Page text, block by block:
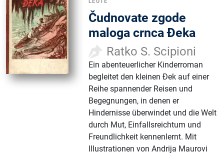
Čudnovate zgode
maloga crnca Đeka
Ratko S. Scipioni
Ein abenteuerlicher Kinderroman
begleitet den kleinen Đek auf einer
Reihe spannender Reisen und
Begegnungen, in denen er
Hindernisse überwindet und die Welt
durch Mut, Einfallsreichtum und
Freundlichkeit kennenlernt. Mit
Illustrationen von Andrija Maurovi